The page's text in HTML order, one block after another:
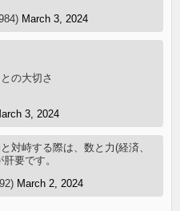
March 3, 2024
の大切さ
3, 2024
対峙する際は、数と力(経済、
要です。
March 2, 2024